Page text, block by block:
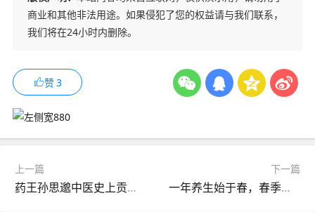
商业和其他非法用途。如果侵犯了您的权益请与我们联系，
我们将在24小时内删除。
赞3
上一篇
药王孙思邈中医史上贡献巨大的人物
下一篇
一年养生始于春，春季健康秘密，错过再等一年！